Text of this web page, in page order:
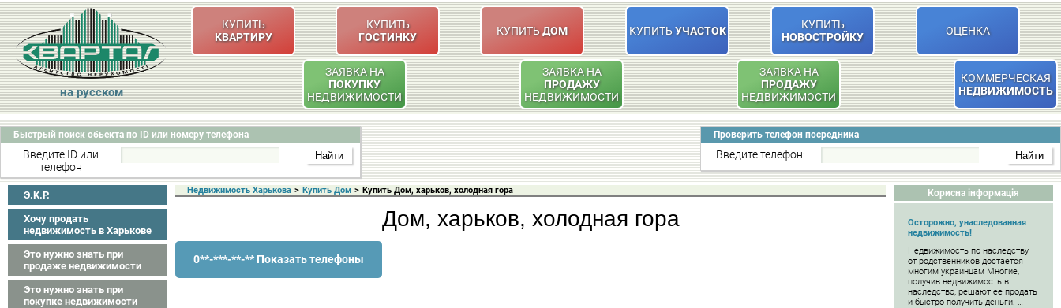
на русском
КУПИТЬ
КВАРТИРУ
КУПИТЬ
ГОСТИНКУ
КУПИТЬДОМ КУПИТЬУЧАСТОК
КУПИТЬ
НОВОСТРОЙКУ
ОЦЕНКА
ЗАЯВКА НА
ПОКУПКУ
НЕДВИЖИМОСТИ
ЗАЯВКА НА
ПРОДАЖУ
НЕДВИЖИМОСТИ
ЗАЯВКА НА
ПРОДАЖУ
НЕДВИЖИМОСТИ
КОММЕРЧЕСКАЯ
НЕДВИЖИМОСТЬ
Быстрый поиск обьекта по ID или номеру телефона
Введите ID или
телефон
Проверить телефон посредника
Введите телефон:
Э.K.P.
Хочу продать
недвижимость в Харькове
Это нужно знать при
продаже недвижимости
Это нужно знать при
покупке недвижимости
Корисна інформація
Осторожно, унаследованная
недвижимость!
Недвижимость по наследству
от родственников достается
многим украинцам Многие,
получив недвижимость в
наследство, решают ее продать
и быстро получить деньги. …
Недвижимость Харькова > Купить Дом > Купить Дом, харьков, холодная гора
Дом, харьков, холодная гора
0**-***-**-** Показать телефоны